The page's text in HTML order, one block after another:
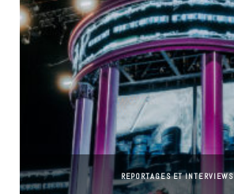
REPORTAGES ET INTERVIEWS